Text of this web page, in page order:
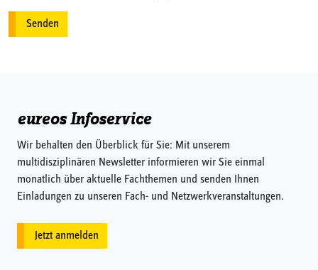
eureos Infoservice
Wir behalten den Überblick für Sie: Mit unserem
multidisziplinären Newsletter informieren wir Sie einmal
monatlich über aktuelle Fachthemen und senden Ihnen
Einladungen zu unseren Fach- und Netzwerkveranstaltungen.
Jetzt anmelden